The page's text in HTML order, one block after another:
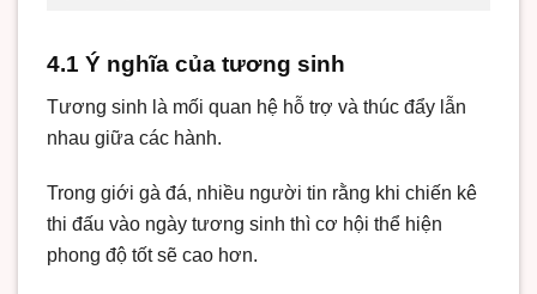
4.1 Ý nghĩa của tương sinh
Tương sinh là mối quan hệ hỗ trợ và thúc đẩy lẫn
nhau giữa các hành.
Trong giới gà đá, nhiều người tin rằng khi chiến kê
thi đấu vào ngày tương sinh thì cơ hội thể hiện
phong độ tốt sẽ cao hơn.